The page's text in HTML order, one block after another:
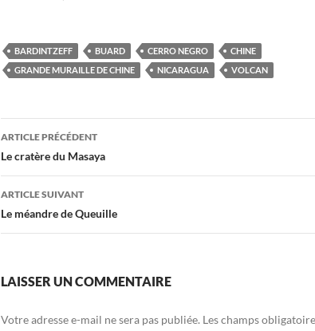
BARDINTZEFF BUARD CERRO NEGRO
CHINE
GRANDE MURAILLE DE CHINE
NICARAGUA VOLCAN
Navigation
des
articles
ARTICLE PRÉCÉDENT
Le cratère du Masaya
ARTICLE SUIVANT
Le méandre de Queuille
LAISSER UN COMMENTAIRE
Votre adresse e-mail ne sera pas publiée. Les champs